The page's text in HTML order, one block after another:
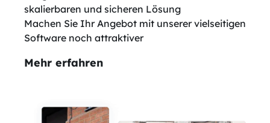
skalierbaren und sicheren Lösung
Machen Sie Ihr Angebot mit unserer vielseitigen
Software noch attraktiver
Mehr erfahren